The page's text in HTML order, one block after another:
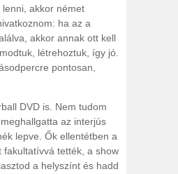
akkor német
ha az a
akkor annak ott kell
létrehoztuk, így jó.
pontosan,
DVD is. Nem tudom
az interjús
lepve. Ők ellentétben a
fakultatívvá tették, a show
a helyszínt és hadd